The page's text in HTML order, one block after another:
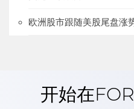
欧洲股市跟随美股尾盘涨
开始在